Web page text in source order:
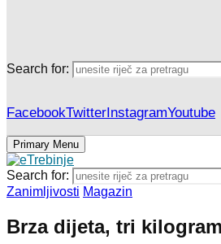
Search for:
FacebookTwitterInstagramYoutube
Primary Menu
Search for:
Zanimljivosti Magazin
Brza dijeta, tri